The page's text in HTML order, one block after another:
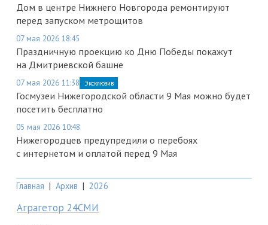
Дом в центре Нижнего Новгорода ремонтируют
перед запуском метрощитов
07 мая 2026 18:45
Праздничную проекцию ко Дню Победы покажут
на Дмитриевской башне
07 мая 2026 11:38 Эксклюзив
Госмузеи Нижегородской области 9 Мая можно будет
посетить бесплатно
05 мая 2026 10:48
Нижегородцев предупредили о перебоях
с интернетом и оплатой перед 9 Мая
Главная | Архив | 2026
Аграгетор 24СМИ